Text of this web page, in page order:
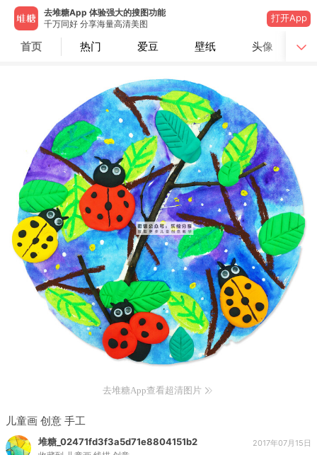
去堆糖App 体验强大的搜图功能
千万同好 分享海量高清美图
打开App
首页 热门 爱豆 壁纸 头像
去堆糖App查看超清图片
儿童画 创意 手工
堆糖_02471fd3f3a5d71e8804151b2 2017年07月15日